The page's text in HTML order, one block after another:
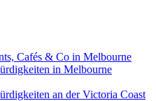
Cafés & Co in Melbourne
in Melbourne
an der Victoria Coast